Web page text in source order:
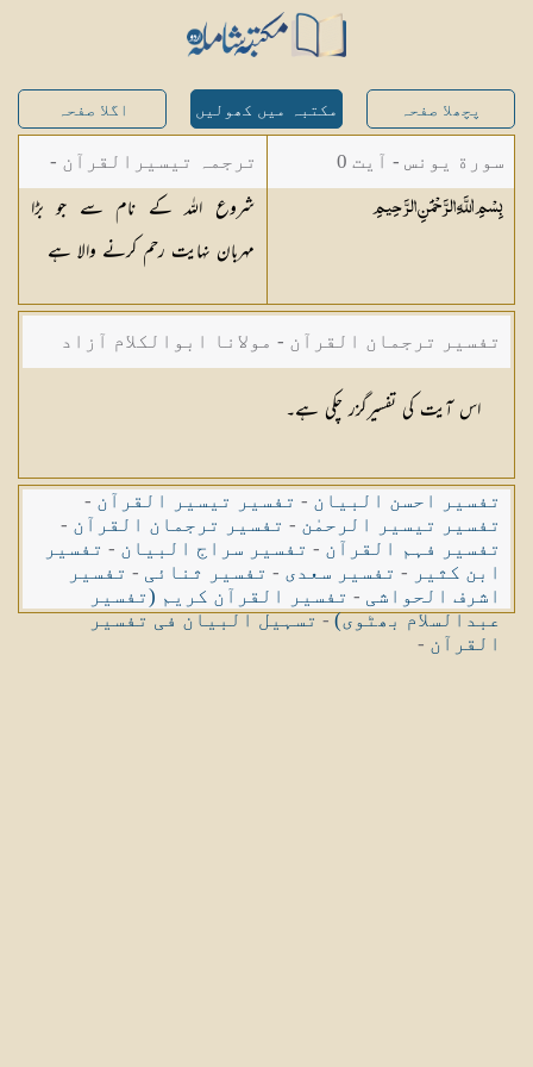
پچھلا صفحہ مکتبہ میں کھولیں اگلا صفحہ
سورة یونس - آیت 0
بِسْمِ اللَّهِ الرَّحْمَٰنِالرَّحِيمِ
ترجمہ تیسیرالقرآن -
مولانا عبد الرحمن
کیلانی
شروع اللہ کے نام سے جو بڑا
مہربان نہایت رحم کرنے والا ہے
تفسیر ترجمان القرآن - مولانا ابوالکلام آزاد
اس آیت کی تفسیرگزر چکی ہے۔
تفسیر احسن البیان - تفسیر تیسیر القرآن -
تفسیر تیسیر الرحمٰن - تفسیر ترجمان القرآن -
تفسیر فہم القرآن - تفسیر سراج البیان - تفسیر
ابن کثیر - تفسیر سعدی - تفسیر ثنائی - تفسیر
اشرف الحواشی - تفسیر القرآن کریم (تفسیر
عبدالسلام بھٹوی)-تسہیل البیان فی تفسیر
القرآن -